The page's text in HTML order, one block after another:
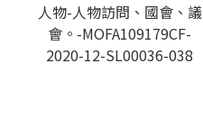
人物-人物訪問、國會、議
會。-MOFA109179CF-
2020-12-SL00036-038